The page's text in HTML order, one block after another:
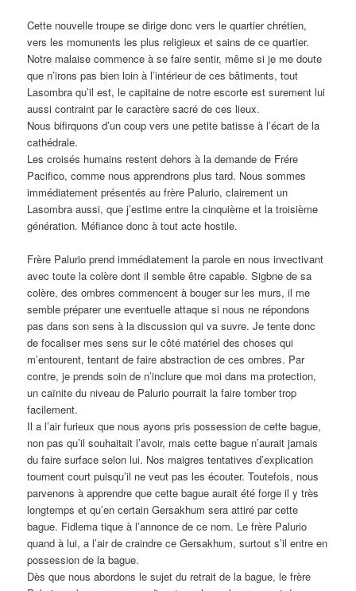
Cette nouvelle troupe se dirige donc vers le quartier chrétien,
vers les momunents les plus religieux et sains de ce quartier.
Notre malaise commence à se faire sentir, même si je me doute
que n’irons pas bien loin à l’intérieur de ces bâtiments, tout
Lasombra qu’il est, le capitaine de notre escorte est surement lui
aussi contraint par le caractère sacré de ces lieux.
Nous bifirquons d’un coup vers une petite batisse à l’écart de la
cathédrale.
Les croisés humains restent dehors à la demande de Frére
Pacifico, comme nous apprendrons plus tard. Nous sommes
immédiatement présentés au frère Palurio, clairement un
Lasombra aussi, que j’estime entre la cinquième et la troisième
génération. Méfiance donc à tout acte hostile.
Frère Palurio prend immédiatement la parole en nous invectivant
avec toute la colère dont il semble être capable. Sigbne de sa
colère, des ombres commencent à bouger sur les murs, il me
semble préparer une eventuelle attaque si nous ne répondons
pas dans son sens à la discussion qui va suvre. Je tente donc
de focaliser mes sens sur le côté matériel des choses qui
m’entourent, tentant de faire abstraction de ces ombres. Par
contre, je prends soin de n’inclure que moi dans ma protection,
un caïnite du niveau de Palurio pourrait la faire tomber trop
facilement.
Il a l’air furieux que nous ayons pris possession de cette bague,
non pas qu’il souhaitait l’avoir, mais cette bague n’aurait jamais
du faire surface selon lui. Nos maigres tentatives d’explication
tournent court puisqu’il ne veut pas les écouter. Toutefois, nous
parvenons à apprendre que cette bague aurait été forge il y très
longtemps et qu’en certain Gersakhum sera attiré par cette
bague. Fidlema tique à l’annonce de ce nom. Le frère Palurio
quand à lui, a l’air de craindre ce Gersakhum, surtout s’il entre en
possession de la bague.
Dès que nous abordons le sujet du retrait de la bague, le frère